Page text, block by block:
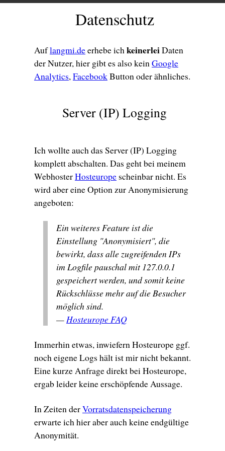
Datenschutz
Auflangmi.deerhebe ichkeinerleiDaten
der Nutzer, hier gibt es also keinGoogle
Analytics,FacebookButton oder ähnliches.
Server (IP) Logging
Ich wollte auch das Server (IP) Logging
komplett abschalten. Das geht bei meinem
WebhosterHosteurope scheinbar nicht. Es
wird aber eine Option zur Anonymisierung
angeboten:
Ein weiteres Feature ist die
Einstellung "Anonymisiert", die
bewirkt, dass alle zugreifenden IPs
im Logfile pauschal mit 127.0.0.1
gespeichert werden, und somit keine
Rückschlüsse mehr auf die Besucher
möglich sind.
—Hosteurope FAQ
Immerhin etwas, inwiefern Hosteurope ggf.
noch eigene Logs hält ist mir nicht bekannt.
Eine kurze Anfrage direkt bei Hosteurope,
ergab leider keine erschöpfende Aussage.
In Zeiten derVorratsdatenspeicherung
erwarte ich hier aber auch keine endgültige
Anonymität.